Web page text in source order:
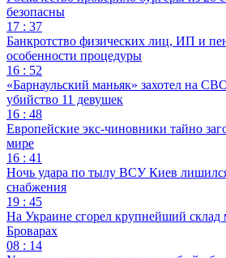
безопасны
17 : 37
Банкротство физических лиц, ИП и
особенности процедуры
16 : 52
«Барнаульский маньяк» захотел на
убийство 11 девушек
16 : 48
Европейские экс-чиновники тайно
мире
16 : 41
Ночь удара по тылу ВСУ Киев
снабжения
19 : 45
На Украине сгорел крупнейший склад
Броварах
08 : 14